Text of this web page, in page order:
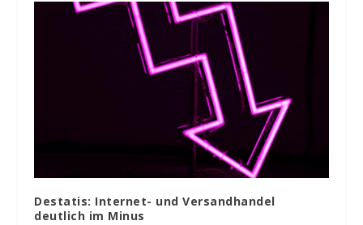
Destatis: Internet- und Versandhandel
deutlich im Minus